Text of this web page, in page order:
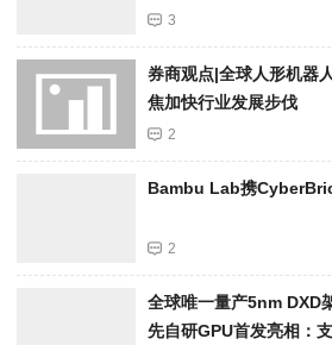
3
券商观点|全球人形机器
焦加快行业发展步伐
2
Bambu Lab携
2
全球唯一量产5nm DXD
先自研GPU首发亮相：